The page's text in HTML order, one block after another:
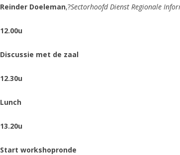
Reinder Doeleman,?Sectorhoofd Dienst Regionale
12.00u
Discussie met de zaal
12.30u
Lunch
13.20u
Start workshopronde